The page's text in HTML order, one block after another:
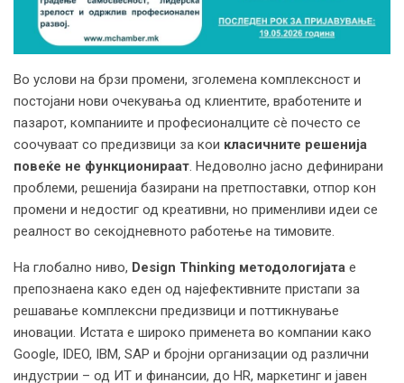
Во услови на брзи промени, зголемена комплексност и
постојани нови очекувања од клиентите, вработените и
пазарот, компаниите и професионалците сè почесто се
соочуваат со предизвици за кои класичните решенија
повеќе не функционираат. Недоволно јасно дефинирани
проблеми, решенија базирани на претпоставки, отпор кон
промени и недостиг од креативни, но применливи идеи се
реалност во секојдневното работење на тимовите.
На глобално ниво, Design Thinking методологијата е
препознаена како еден од најефективните пристапи за
решавање комплексни предизвици и поттикнување
иновации. Истата е широко применета во компании како
Google, IDEO, IBM, SAP и бројни организации од различни
индустрии – од ИТ и финансии, до HR, маркетинг и јавен